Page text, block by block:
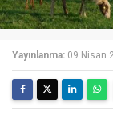
Yayınlanma: 09 Nisan